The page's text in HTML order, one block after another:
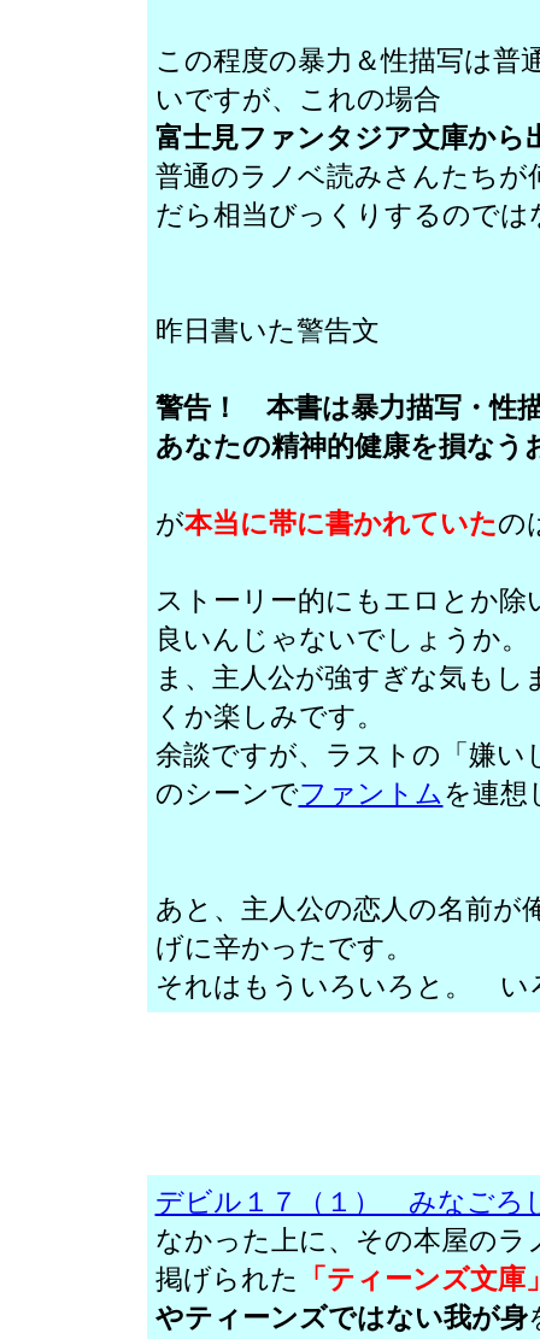
この程度の暴力＆性描写は普
いですが、これの場合
富士見ファンタジア文庫から
普通のラノベ読みさんたち
だら相当びっくりするので
昨日書いた警告文
警告！ 本書は暴力描写・性
あなたの精神的健康を損な
が本当に帯に書かれていたの
ストーリー的にもエロとか
良いんじゃないでしょうか。
ま、主人公が強すぎな気も
くか楽しみです。
余談ですが、ラストの「嫌い
のシーンでファントムを連想
あと、主人公の恋人の名前が
げに辛かったです。
それはもういろいろと。
デビル１７（１） みなごろ
なかった上に、その本屋のラ
掲げられた
「ティーンズ文庫
やティーンズではない我が身